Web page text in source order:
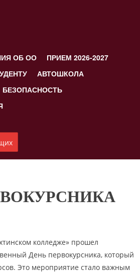
ОБ ОО
ПРИЕМ 2026-2027
АВТОШКОЛА
БЕЗОПАСНОСТЬ
колледже» прошел
День первокурсника, который
Это мероприятие стало важным